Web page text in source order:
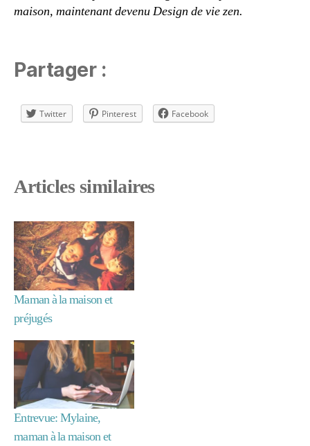
maison, maintenant devenu Design de vie zen.
Partager :
Twitter Pinterest Facebook
Articles similaires
Maman à la maison et
préjugés
Entrevue: Mylaine,
maman à la maison et
a
ill
e
à
la
m
ai
o
n,
m
a
n